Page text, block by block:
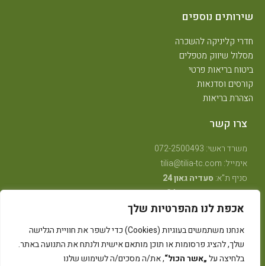
אכפת לנו מהפרטיות שלך
אנחנו משתמשים בעוגיות (Cookies) כדי לשפר את חוויית הגלישה
שלך, להציג פרסומות או תוכן מותאם אישית ולנתח את התנועה באתר.
בלחיצה על„אשר הכול“, את/ה מסכים/ה לשימוש שלנו
שירותים נוספים
חדרי קליניקה להשכרה
מסלול שיווק מטפלים
ביטוח בריאות פרטי
קורסים וסדנאות
הצהרת בריאות
צרו קשר
משרד ראשי: 072-2500493
אימייל: tilia@tilia-tc.com
סניף ת"א: סעדיה גאון 24
סניף רמת גן:בן גוריון 24, קליניקה טיפולית.
סניף חיפה:טשרניחובסקי 35
(בנין אסטרא) קומה 3.
סניף קיבוץ אלונים:ליד מרכז אלון(בבית הדורות)
סניף באר שבע: מרדכי מקלף 62 (מאוחדת שכונה ו׳ החדשה)